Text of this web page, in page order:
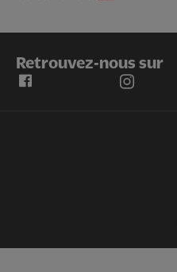
Retrouvez-nous sur